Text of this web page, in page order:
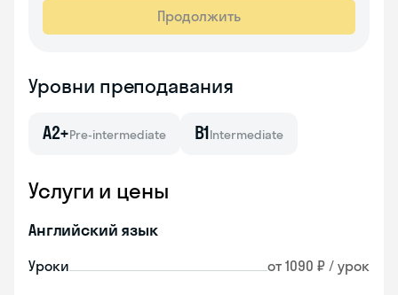
Продолжить
Уровни преподавания
A2+Pre-intermediate B1Intermediate
Услуги и цены
Английский язык
Уроки от 1090 ₽ / урок